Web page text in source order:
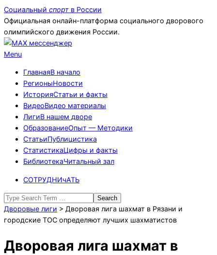
Skip
to
content
Социальный спорт в России
Официальная онлайн-платформа социального дворового
олимпийского движения России.
Primary
Menu
Menu
ГлавнаяВ начало
РегионыНовости
ИсторияСтатьи и факты
ВидеоВидео материалы
ЛигиВ нашем дворе
ОбразованиеОпыт — Методики
СтатьиПублицистика
СтатистикаЦифры и факты
БиблиотекаЧитальный зал
СОТРУДНИчАТЬ
Search
Дворовые лиги > Дворовая лига шахмат в Рязани и
городские ТОС определяют лучших шахматистов
Дворовая лига шахмат в